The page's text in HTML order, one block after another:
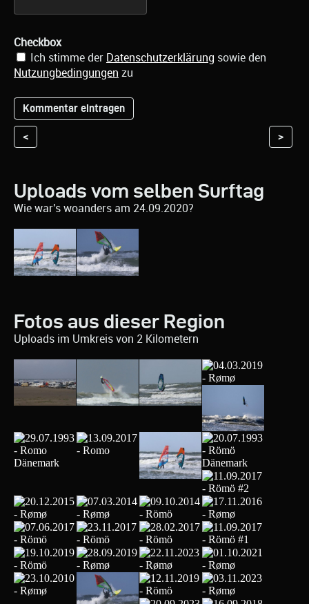
Checkbox
Ich stimme der Datenschutzerklärung sowie den
Nutzungbedingungen zu
< >
Uploads vom selben Surftag
Wie war's woanders am 24.09.2020?
Fotos aus dieser Region
Uploads im Umkreis von 2 Kilometern